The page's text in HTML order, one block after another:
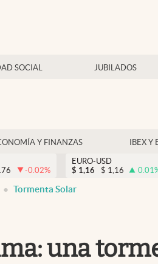
SOCIAL JUBILADOS
Y FINANZAS IBEX Y
-0.02%
EURO-USD
$ 1,16 $ 1,16 0.01
Tormenta Solar
una